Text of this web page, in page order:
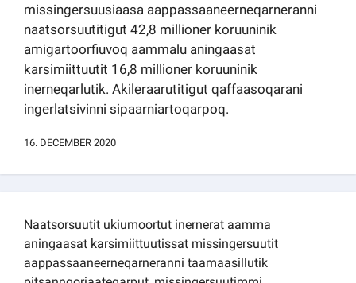
sullissivik.gl
Pilersaarutinut isaavik
Kommuni pillugu paasissutissat
missingersuusiaasa aappassaaneerneqarneranni
naatsorsuutitigut 42,8 millioner koruuninik
amigartoorfiuvoq aammalu aningaasat
karsimiittuutit 16,8 millioner koruuninik
inerneqarlutik. Akileraarutitigut qaffaasoqarani
ingerlatsivinni sipaarniartoqarpoq.
16. DECEMBER 2020
Naatsorsuutit ukiumoortut inernerat aamma
aningaasat karsimiittuutissat missingersuutit
aappassaaneerneqarneranni taamaasillutik